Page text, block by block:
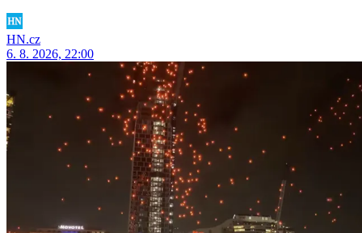
HN.cz
6. 8. 2026, 22:00